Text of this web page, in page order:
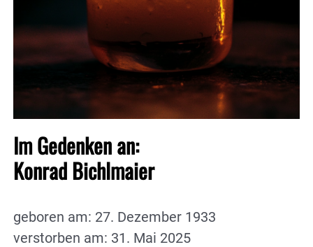
Im Gedenken an:
Konrad Bichlmaier
geboren am: 27. Dezember 1933
verstorben am: 31. Mai 2025